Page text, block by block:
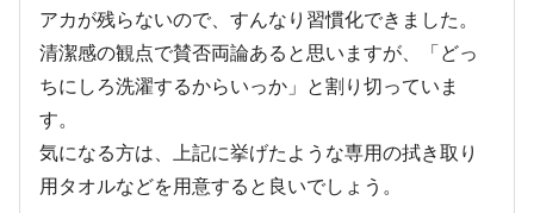
アカが残らないので、すんなり習慣化できました。
清潔感の観点で賛否両論あると思いますが、「どっ
ちにしろ洗濯するからいっか」と割り切っていま
す。
気になる方は、上記に挙げたような専用の拭き取り
用タオルなどを用意すると良いでしょう。